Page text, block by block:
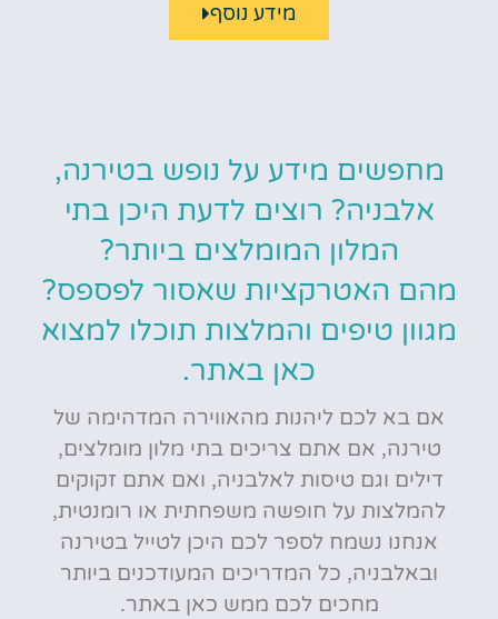
מידע נוסף
מחפשים מידע על נופש בטירנה,
אלבניה? רוצים לדעת היכן בתי
המלון המומלצים ביותר?
מהם האטרקציות שאסור לפספס?
מגוון טיפים והמלצות תוכלו למצוא
כאן באתר.
אם בא לכם ליהנות מהאווירה המדהימה של
טירנה, אם אתם צריכים בתי מלון מומלצים,
דילים וגם טיסות לאלבניה, ואם אתם זקוקים
להמלצות על חופשה משפחתית או רומנטית,
אנחנו נשמח לספר לכם היכן לטייל בטירנה
ובאלבניה, כל המדריכים המעודכנים ביותר
מחכים לכם ממש כאן באתר.